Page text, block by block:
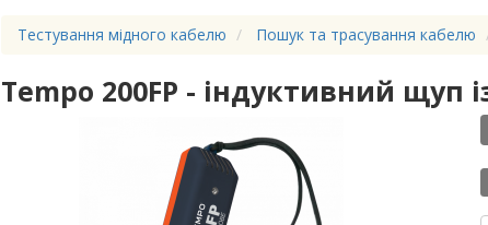
Тестування мідного кабелю Пошук та трасування кабелю
Tempo 200FP - індуктивний щуп